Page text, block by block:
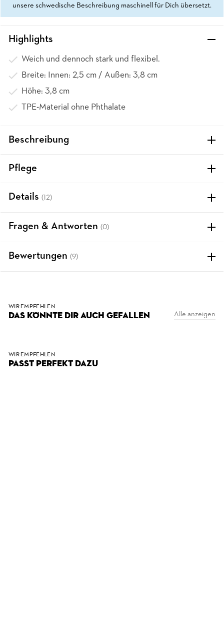
unsere schwedische Beschreibung maschinell für Dich übersetzt.
Highlights
Weich und dennoch stark und flexibel.
Breite: Innen: 2,5 cm / Außen: 3,8 cm
Höhe: 3,8 cm
TPE-Material ohne Phthalate
Beschreibung
Pflege
Details (12)
Fragen & Antworten (0)
Bewertungen (9)
WIR EMPFEHLEN
DAS KÖNNTE DIR AUCH GEFALLEN Alle anzeigen
WIR EMPFEHLEN
PASST PERFEKT DAZU